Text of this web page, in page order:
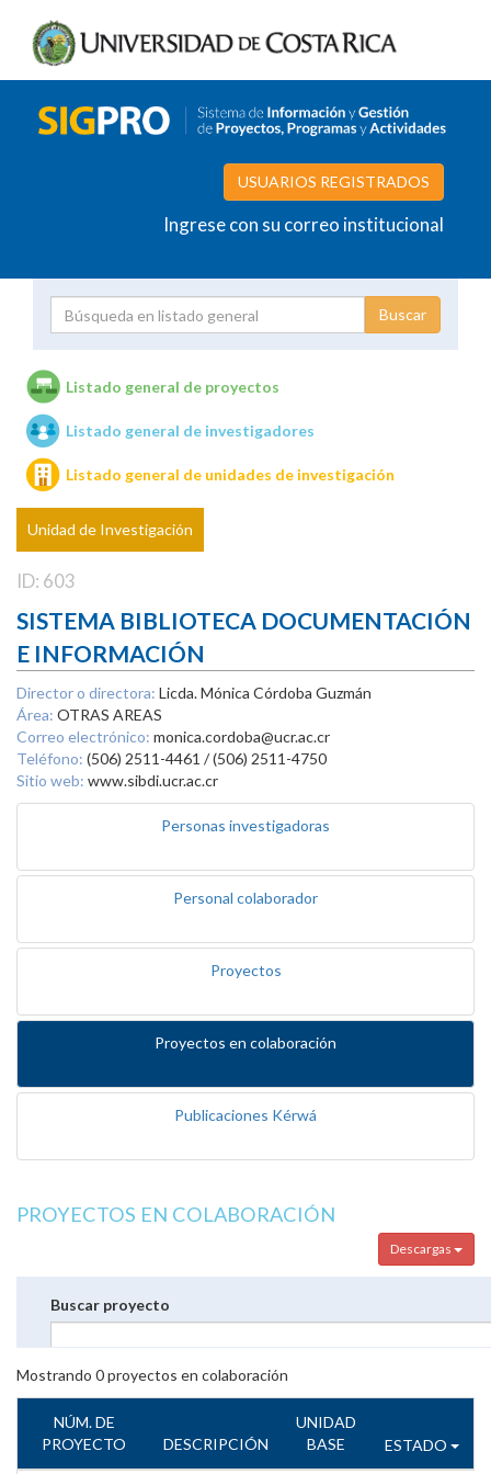
USUARIOS REGISTRADOS
Ingrese con su correo institucional
Unidades de investigación
Listado general de proyectos
Listado general de investigadores
Listado general de unidades de investigación
Unidad de Investigación
ID: 603
SISTEMA BIBLIOTECA DOCUMENTACIÓN
E INFORMACIÓN
Director o directora: Licda. Mónica Córdoba Guzmán
Área: OTRAS AREAS
Correo electrónico: monica.cordoba@ucr.ac.cr
Teléfono: (506) 2511-4461 / (506) 2511-4750
Sitio web: www.sibdi.ucr.ac.cr
Personas investigadoras
Personal colaborador
Proyectos
Proyectos en colaboración
Publicaciones Kérwá
PROYECTOS EN COLABORACIÓN
Descargas
Buscar proyecto
Mostrando 0proyectos en colaboración
NÚM. DE
PROYECTO
DESCRIPCIÓN
UNIDAD
BASE
ESTADO